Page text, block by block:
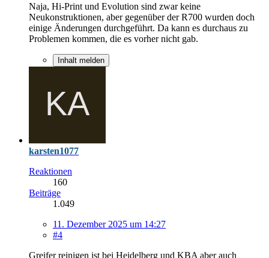
Naja, Hi-Print und Evolution sind zwar keine
Neukonstruktionen, aber gegenüber der R700 wurden doch
einige Änderungen durchgeführt. Da kann es durchaus zu
Problemen kommen, die es vorher nicht gab.
Inhalt melden
karsten1077
Reaktionen
160
Beiträge
1.049
11. Dezember 2025 um 14:27
#4
Greifer reinigen ist bei Heidelberg und KBA aber auch